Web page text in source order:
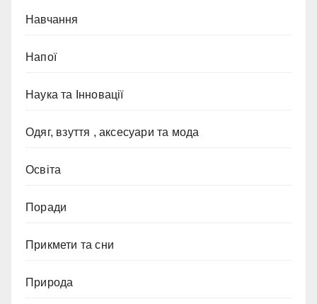
Навчання
Напої
Наука та Інновації
Одяг, взуття , аксесуари та мода
Освіта
Поради
Прикмети та сни
Природа